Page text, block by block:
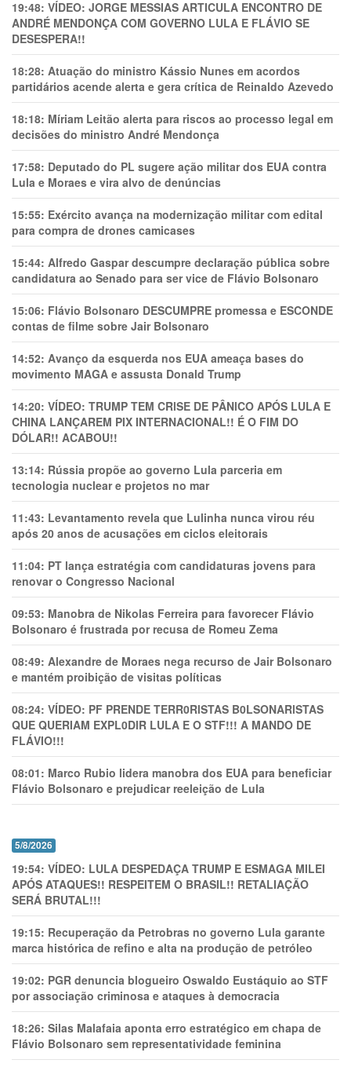
19:48: VÍDEO: JORGE MESSIAS ARTICULA ENCONTRO DE
ANDRÉ MENDONÇA COM GOVERNO LULA E FLÁVIO SE
DESESPERA!!
18:28: Atuação do ministro Kássio Nunes em acordos
partidários acende alerta e gera crítica de Reinaldo Azevedo
18:18: Míriam Leitão alerta para riscos ao processo legal em
decisões do ministro André Mendonça
17:58: Deputado do PL sugere ação militar dos EUA contra
Lula e Moraes e vira alvo de denúncias
15:55: Exército avança na modernização militar com edital
para compra de drones camicases
15:44: Alfredo Gaspar descumpre declaração pública sobre
candidatura ao Senado para ser vice de Flávio Bolsonaro
15:06: Flávio Bolsonaro DESCUMPRE promessa e ESCONDE
contas de filme sobre Jair Bolsonaro
14:52: Avanço da esquerda nos EUA ameaça bases do
movimento MAGA e assusta Donald Trump
14:20: VÍDEO: TRUMP TEM CRlSE DE PÂNlCO APÓS LULA E
CHINA LANÇAREM PIX INTERNACIONAL!! É O FIM DO
DÓLAR!! ACABOU!!
13:14: Rússia propõe ao governo Lula parceria em
tecnologia nuclear e projetos no mar
11:43: Levantamento revela que Lulinha nunca virou réu
após 20 anos de acusações em ciclos eleitorais
11:04: PT lança estratégia com candidaturas jovens para
renovar o Congresso Nacional
09:53: Manobra de Nikolas Ferreira para favorecer Flávio
Bolsonaro é frustrada por recusa de Romeu Zema
08:49: Alexandre de Moraes nega recurso de Jair Bolsonaro
e mantém proibição de visitas políticas
08:24: VÍDEO: PF PRENDE TERR0RlSTAS B0LSONARlSTAS
QUE QUERIAM EXPL0DlR LULA E O STF!!! A MANDO DE
FLÁVIO!!!
08:01: Marco Rubio lidera manobra dos EUA para beneficiar
Flávio Bolsonaro e prejudicar reeleição de Lula
5/8/2026
19:54: VÍDEO: LULA DESPEDAÇA TRUMP E ESMAGA MILEI
APÓS ATAQUES!! RESPEITEM O BRASIL!! RETALIAÇÃO
SERÁ BRUTAL!!!
19:15: Recuperação da Petrobras no governo Lula garante
marca histórica de refino e alta na produção de petróleo
19:02: PGR denuncia blogueiro Oswaldo Eustáquio ao STF
por associação criminosa e ataques à democracia
18:26: Silas Malafaia aponta erro estratégico em chapa de
Flávio Bolsonaro sem representatividade feminina